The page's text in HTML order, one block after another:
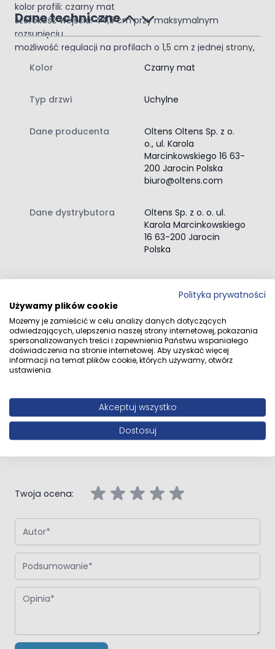
kolor profili: czarny mat
szerokość wejścia: 44,5 cm przy maksymalnym
rozsunięciu
możliwość regulacji na profilach o 1,5 cm z jednej strony,
1 cm z drugiej strony
Nowoczesna przestrzeń
Oltens Verdal nie będziesz chciał skończyć.
Powierzchnie z tą powłoką wymagają mniej wody,
detergentów i mniej wysiłku przy dbaniu o ich czystość.
Zawartość zestawu:
instrukcja montażu kabiny prysznicowej
Dane techniczne
Kolor Czarny mat
Typ drzwi Uchylne
Dane producenta
Oltens Oltens Sp. z o.
o., ul. Karola
Marcinkowskiego 16 63-
200 Jarocin Polska
biuro@oltens.com
Dane dystrybutora
Oltens Sp. z o. o. ul.
Karola Marcinkowskiego
16 63-200 Jarocin
Polska
Opinie klientów
Napisz własną recenzję
Oltens Verdal kabina prysznicowa
80x100 cm prostokątna drzwi ze ścianką czarny mat/szkło
Twoja ocena:
Autor
Podsumowanie
Opinia
Polityka prywatności
Używamy plików cookie
Możemy je zamieścić w celu analizy danych dotyczących
odwiedzających, ulepszenia naszej strony internetowej, pokazania
spersonalizowanych treści i zapewnienia Państwu wspaniałego
doświadczenia na stronie internetowej. Aby uzyskać więcej
informacji na temat plików cookie, których używamy, otwórz
ustawienia.
Akceptuj wszystko
Dostosuj